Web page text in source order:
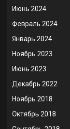
Июнь 2024
Февраль 2024
Январь 2024
Ноябрь 2023
Июнь 2023
Декабрь 2022
Ноябрь 2018
Октябрь 2018